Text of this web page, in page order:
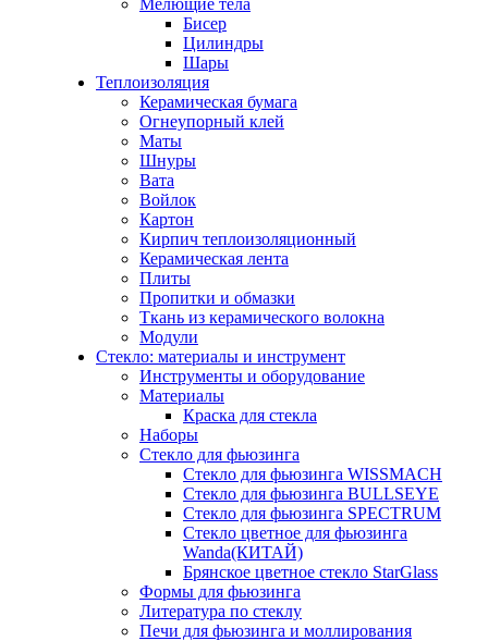
Мелющие тела
Бисер
Цилиндры
Шары
Теплоизоляция
Керамическая бумага
Огнеупорный клей
Маты
Шнуры
Вата
Войлок
Картон
Кирпич теплоизоляционный
Керамическая лента
Плиты
Пропитки и обмазки
Ткань из керамического волокна
Модули
Стекло: материалы и инструмент
Инструменты и оборудование
Материалы
Краска для стекла
Наборы
Стекло для фьюзинга
Стекло для фьюзинга WISSMACH
Стекло для фьюзинга BULLSEYE
Стекло для фьюзинга SPECTRUM
Стекло цветное для фьюзинга
Wanda(КИТАЙ)
Брянское цветное стекло StarGlass
Формы для фьюзинга
Литература по стеклу
Печи для фьюзинга и моллирования